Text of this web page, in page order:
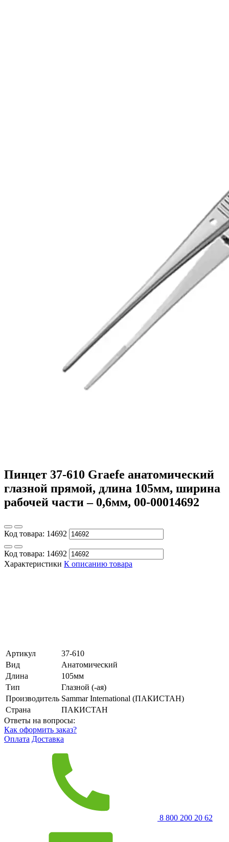
Пинцет 37-610 Graefe анатомический
глазной прямой, длина 105мм, ширина
рабочей части – 0,6мм, 00-00014692
Код товара: 14692
Код товара: 14692
Характеристики К описанию товара
Артикул
37-610
Вид
Анатомический
Длина
105мм
Тип
Глазной (-ая)
Производитель Sammar International (ПАКИСТАН)
Страна
ПАКИСТАН
Ответы на вопросы:
Как оформить заказ?
Оплата Доставка
8 800 200 20 62